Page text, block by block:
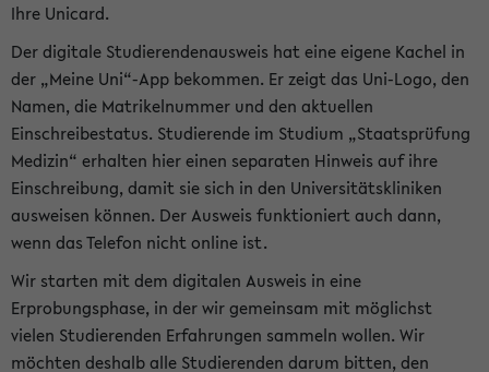
Ihre Unicard.
Der digitale Studierendenausweis hat eine eigene Kachel in
der „Meine Uni“-App bekommen. Er zeigt das Uni-Logo, den
Namen, die Matrikelnummer und den aktuellen
Einschreibestatus. Studierende im Studium „Staatsprüfung
Medizin“ erhalten hier einen separaten Hinweis auf ihre
Einschreibung, damit sie sich in den Universitätskliniken
ausweisen können. Der Ausweis funktioniert auch dann,
wenn das Telefon nicht online ist.
Wir starten mit dem digitalen Ausweis in eine
Erprobungsphase, in der wir gemeinsam mit möglichst
vielen Studierenden Erfahrungen sammeln wollen. Wir
möchten deshalb alle Studierenden darum bitten, den